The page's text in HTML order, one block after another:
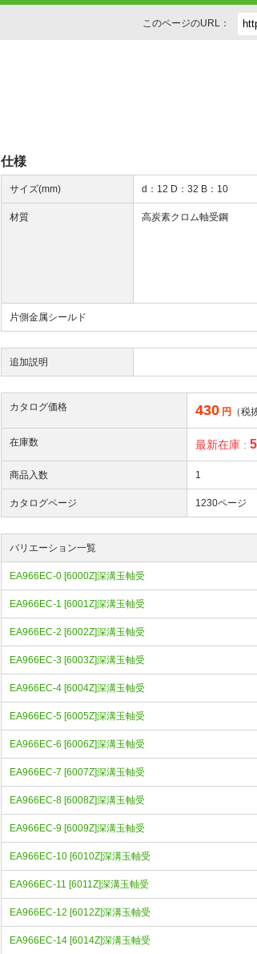
このページのURL：
仕様
サイズ(mm) d：12 D：32 B：10
材質 高炭素クロム軸受鋼
片側金属シールド
追加説明
カタログ価格 430 円 （税
在庫数 最新在庫 :5
商品入数 1
カタログページ 1230ページ
バリエーション一覧
EA966EC-0 [6000Z]深溝玉軸受
EA966EC-1 [6001Z]深溝玉軸受
EA966EC-2 [6002Z]深溝玉軸受
EA966EC-3 [6003Z]深溝玉軸受
EA966EC-4 [6004Z]深溝玉軸受
EA966EC-5 [6005Z]深溝玉軸受
EA966EC-6 [6006Z]深溝玉軸受
EA966EC-7 [6007Z]深溝玉軸受
EA966EC-8 [6008Z]深溝玉軸受
EA966EC-9 [6009Z]深溝玉軸受
EA966EC-10 [6010Z]深溝玉軸受
EA966EC-11 [6011Z]深溝玉軸受
EA966EC-12 [6012Z]深溝玉軸受
EA966EC-14 [6014Z]深溝玉軸受